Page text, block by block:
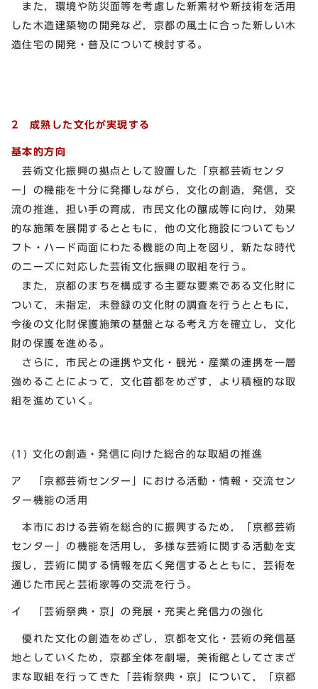
また，環境や防災面等を考慮した新素材や新技術を活用
した木造建築物の開発など，京都の風土に合った新しい木
造住宅の開発・普及について検討する。
2 成熟した文化が実現する
基本的方向
芸術文化振興の拠点として設置した「京都芸術センタ
ー」の機能を十分に発揮しながら，文化の創造，発信，交
流の推進，担い手の育成，市民文化の醸成等に向け，効果
的な施策を展開するとともに，他の文化施設についてもソ
フト・ハード両面にわたる機能の向上を図り，新たな時代
のニーズに対応した芸術文化振興の取組を行う。
また，京都のまちを構成する主要な要素である文化財に
ついて，未指定，未登録の文化財の調査を行うとともに，
今後の文化財保護施策の基盤となる考え方を確立し，文化
財の保護を進める。
さらに，市民との連携や文化・観光・産業の連携を一層
強めることによって，文化首都をめざす，より積極的な取
組を進めていく。
(1) 文化の創造・発信に向けた総合的な取組の推進
ア 「京都芸術センター」における活動・情報・交流セン
ター機能の活用
本市における芸術を総合的に振興するため，「京都芸術
センター」の機能を活用し，多様な芸術に関する活動を支
援し，芸術に関する情報を広く発信するとともに，芸術を
通じた市民と芸術家等の交流を行う。
イ 「芸術祭典・京」の発展・充実と発信力の強化
優れた文化の創造をめざし，京都を文化・芸術の発信基
地としていくため，京都全体を劇場，美術館としてさまざ
まな取組を行ってきた「芸術祭典・京」について，「京都